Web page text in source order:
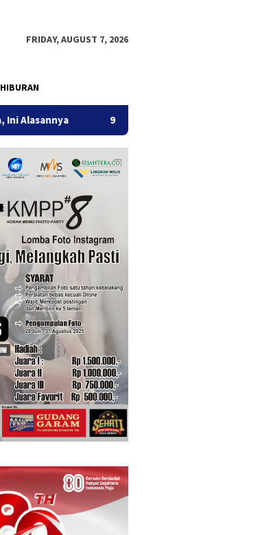
FRIDAY, AUGUST 7, 2026
HIBURAN
9 Desa di 6 Kecamatan Tulungagung Alami